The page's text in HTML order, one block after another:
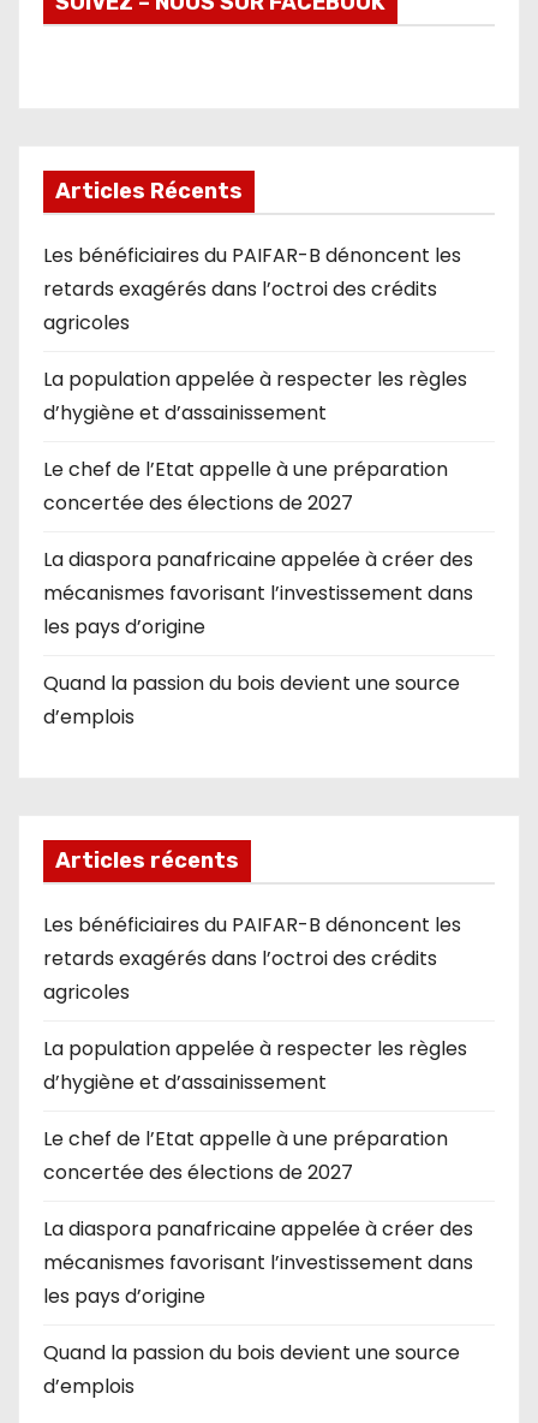
Articles Récents
Les bénéficiaires du PAIFAR-B dénoncent les
retards exagérés dans l’octroi des crédits
agricoles
La population appelée à respecter les règles
d’hygiène et d’assainissement
Le chef de l’Etat appelle à une préparation
concertée des élections de 2027
La diaspora panafricaine appelée à créer des
mécanismes favorisant l’investissement dans
les pays d’origine
Quand la passion du bois devient une source
d’emplois
Articles récents
Les bénéficiaires du PAIFAR-B dénoncent les
retards exagérés dans l’octroi des crédits
agricoles
La population appelée à respecter les règles
d’hygiène et d’assainissement
Le chef de l’Etat appelle à une préparation
concertée des élections de 2027
La diaspora panafricaine appelée à créer des
mécanismes favorisant l’investissement dans
les pays d’origine
Quand la passion du bois devient une source
d’emplois